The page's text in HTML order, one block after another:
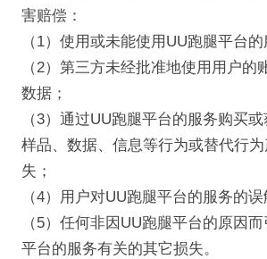
害赔偿：
（1）使用或未能使用UU跑腿平台的
（2）第三方未经批准地使用用户的
数据；
（3）通过UU跑腿平台的服务购买或
样品、数据、信息等行为或替代行
失；
（4）用户对UU跑腿平台的服务的误
（5）任何非因UU跑腿平台的原因
平台的服务有关的其它损失。